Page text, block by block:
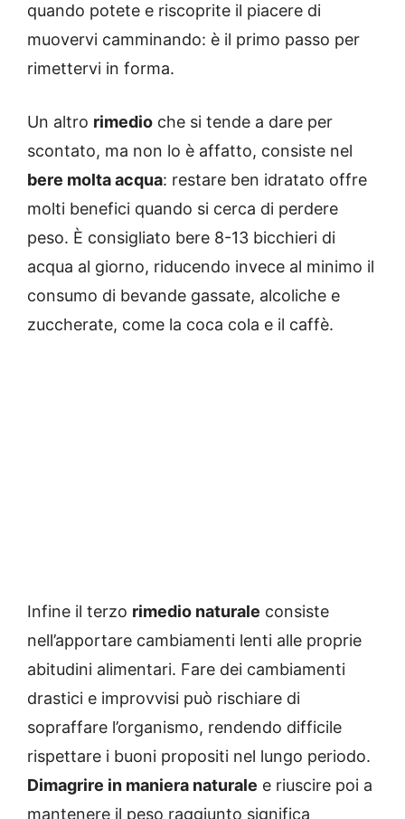
quando potete e riscoprite il piacere di
muovervi camminando: è il primo passo per
rimettervi in forma.
Un altro rimedio che si tende a dare per
scontato, ma non lo è affatto, consiste nel
bere molta acqua: restare ben idratato offre
molti benefici quando si cerca di perdere
peso. È consigliato bere 8-13 bicchieri di
acqua al giorno, riducendo invece al minimo il
consumo di bevande gassate, alcoliche e
zuccherate, come la coca cola e il caffè.
Infine il terzo rimedio naturale consiste
nell’apportare cambiamenti lenti alle proprie
abitudini alimentari. Fare dei cambiamenti
drastici e improvvisi può rischiare di
sopraffare l’organismo, rendendo difficile
rispettare i buoni propositi nel lungo periodo.
Dimagrire in maniera naturale e riuscire poi a
mantenere il peso raggiunto significa